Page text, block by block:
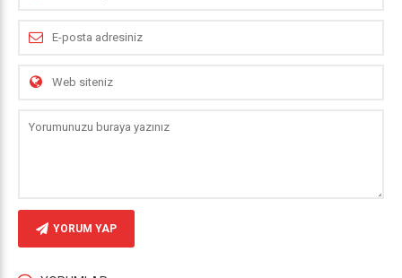
YORUM YAP